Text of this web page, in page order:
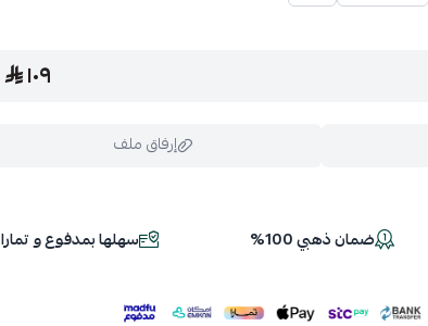
١٠٩
إرفاق ملف
اسحب و افلت الملف هنا
ضمان ذهبي 100% سهلها بمدفوع و تمارا